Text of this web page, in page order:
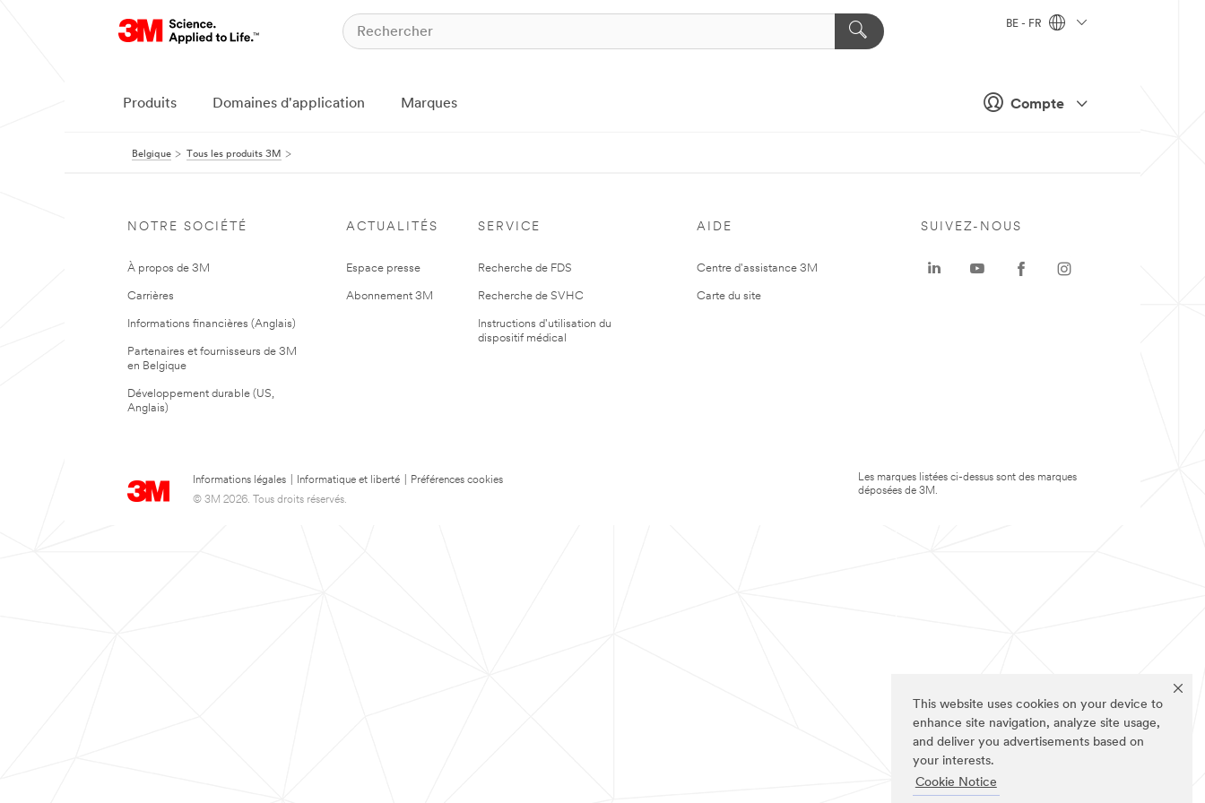
This website uses cookies on your device to
enhance site navigation, analyze site usage,
and deliver you advertisements based on
your interests.
Cookie Notice
Compte
BE - FR
Produits Domaines d'application Marques
Belgique Tous les produits 3M
NOTRE SOCIÉTÉ
À propos de 3M
Carrières
Informations financières (Anglais)
Partenaires et fournisseurs de 3M
en Belgique
Développement durable (US,
Anglais)
ACTUALITÉS
Espace presse
Abonnement 3M
SERVICE
Recherche de FDS
Recherche de SVHC
Instructions d'utilisation du
dispositif médical
AIDE
Centre d'assistance 3M
Carte du site
Informations légales Informatique et liberté
Préférences cookies
© 3M 2026. Tous droits réservés.
SUIVEZ-NOUS
Les marques listées ci-dessus sont des marques
déposées de 3M.